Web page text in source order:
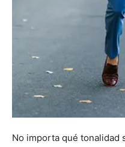
No importa qué tonalidad